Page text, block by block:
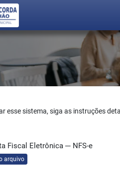
esse sistema, siga as instruções
Fiscal Eletrônica ─ NFS-e
arquivo